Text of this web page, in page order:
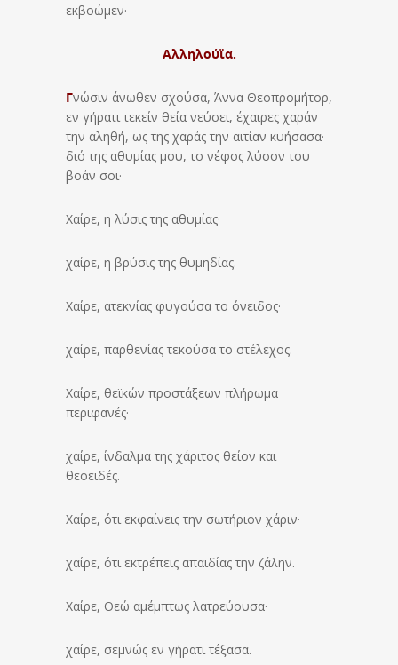
εκβοώμεν·
Αλληλούϊα.
Γνώσιν άνωθεν σχούσα, Άννα Θεοπρομήτορ,
εν γήρατι τεκείν θεία νεύσει, έχαιρες χαράν
την αληθή, ως της χαράς την αιτίαν κυήσασα·
διό της αθυμίας μου, το νέφος λύσον του
βοάν σοι·
Χαίρε, η λύσις της αθυμίας·
χαίρε, η βρύσις της θυμηδίας.
Χαίρε, ατεκνίας φυγούσα το όνειδος·
χαίρε, παρθενίας τεκούσα το στέλεχος.
Χαίρε, θεϊκών προστάξεων πλήρωμα
περιφανές·
χαίρε, ίνδαλμα της χάριτος θείον και
θεοειδές.
Χαίρε, ότι εκφαίνεις την σωτήριον χάριν·
χαίρε, ότι εκτρέπεις απαιδίας την ζάλην.
Χαίρε, Θεώ αμέμπτως λατρεύουσα·
χαίρε, σεμνώς εν γήρατι τέξασα.